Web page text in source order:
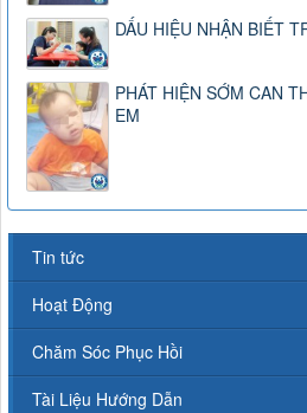
DẤU HIỆU NHẬN BIẾT
PHÁT HIỆN SỚM CAN
EM
Tin tức
Hoạt Động
Chăm Sóc Phục Hồi
Tài Liệu Hướng Dẫn